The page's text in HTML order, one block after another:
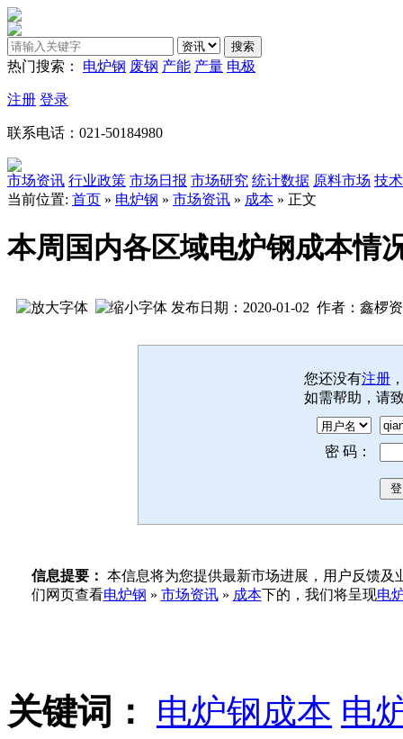
热门搜索： 电炉钢 废钢 产能 产量 电极
注册 登录
联系电话：021-50184980
市场资讯 行业政策 市场日报 市场研究 统计数据 原料市场 技
当前位置: 首页 » 电炉钢 » 市场资讯 » 成本 » 正文
本周国内各区域电炉钢成本情
发布日期：2020-01-02 作者：鑫椤
您还没有注册
如需帮助，请
密 码：
信息提要： 本信息将为您提供最新市场进展，用户反馈
们网页查看电炉钢 » 市场资讯» 成本下的，我们将呈现电
关键词： 电炉钢成本 电